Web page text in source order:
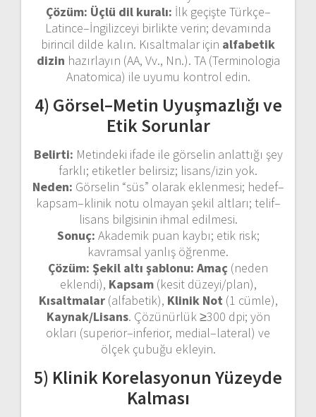
Çözüm: Üçlü dil kuralı: İlk geçişte Türkçe–
Latince–İngilizceyi birlikte verin; devamında
birincil dilde kalın. Kısaltmalar için alfabetik
dizin hazırlayın (AA, Vv., Nn.). TA (Terminologia
Anatomica) ile uyumu kontrol edin.
4) Görsel–Metin Uyuşmazlığı ve
Etik Sorunlar
Belirti: Metindeki ifade ile görselin anlattığı şey
farklı; etiketler belirsiz; lisans/izin yok.
Neden: Görselin “süs” olarak eklenmesi; hedef–
kapsam–klinik notu olmayan şekil altları; telif–
lisans bilgisinin ihmal edilmesi.
Sonuç: Akademik puan kaybı; etik risk;
kavramsal yanlış öğrenme.
Çözüm: Şekil altı şablonu: Amaç (neden
eklendi), Kapsam(kesit düzeyi/plan),
Kısaltmalar(alfabetik), Klinik Not (1 cümle),
Kaynak/Lisans. Çözünürlük ≥300 dpi; yön
okları (superior–inferior, medial–lateral) ve
ölçek çubuğu ekleyin.
5) Klinik Korelasyonun Yüzeyde
Kalması